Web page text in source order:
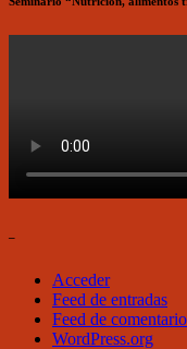
–
Acceder
Feed de entradas
Feed de
WordPress.org